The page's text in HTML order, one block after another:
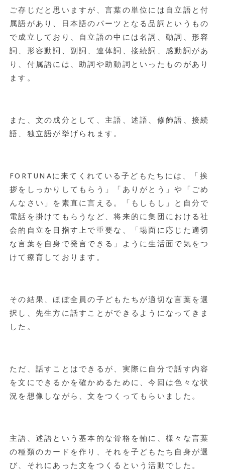
ご存じだと思いますが、言葉の単位には自立語と付
属語があり、日本語のパーツとなる品詞というもの
で成立しており、自立語の中には名詞、動詞、形容
詞、形容動詞、副詞、連体詞、接続詞、感動詞があ
り、付属語には、助詞や助動詞といったものがあり
ます。
また、文の成分として、主語、述語、修飾語、接続
語、独立語が挙げられます。
FORTUNAに来てくれている子どもたちには、「挨
拶をしっかりしてもらう」「ありがとう」や「ごめ
んなさい」を素直に言える。「もしもし」と自分で
電話を掛けてもらうなど、将来的に集団における社
会的自立を目指す上で重要な、「場面に応じた適切
な言葉を自身で発言できる」ように生活面で気をつ
けて療育しております。
その結果、ほぼ全員の子どもたちが適切な言葉を選
択し、先生方に話すことができるようになってきま
した。
ただ、話すことはできるが、実際に自分で話す内容
を文にできるかを確かめるために、今回は色々な状
況を想像しながら、文をつくってもらいました。
主語、述語という基本的な骨格を軸に、様々な言葉
の種類のカードを作り、それを子どもたち自身が選
び、それにあった文をつくるという活動でした。